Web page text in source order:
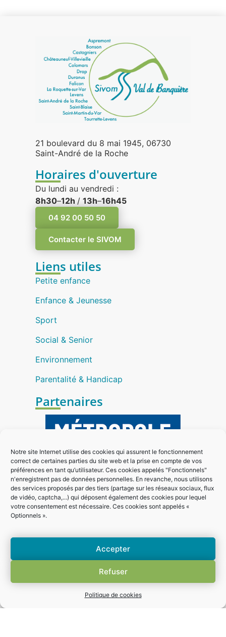
Notre site Internet utilise des cookies qui assurent le fonctionnement
correct de certaines parties du site web et la prise en compte de vos
préférences en tant qu’utilisateur. Ces cookies appelés "Fonctionnels"
n'enregistrent pas de données personnelles. En revanche, nous utilisons
des services proposés par des tiers (partage sur les réseaux sociaux, flux
de vidéo, captcha,...) qui déposent également des cookies pour lequel
votre consentement est nécessaire. Ces cookies sont appelés «
Optionnels ».
Accepter
Refuser
Politique de cookies
21 boulevard du 8 mai 1945, 06730
Saint-André de la Roche
Horaires d'ouverture
Du lundi au vendredi :
8h30–12h / 13h–16h45
04 92 00 50 50
Contacter le SIVOM
Liens utiles
Petite enfance
Enfance & Jeunesse
Sport
Social & Senior
Environnement
Parentalité & Handicap
Partenaires